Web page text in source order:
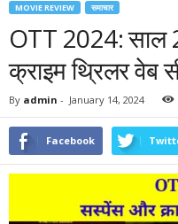
MOVIE REVIEW समाचार
OTT 2024:
क्राइम थ्रिलर वेब
By admin - January 14, 2024
Facebook